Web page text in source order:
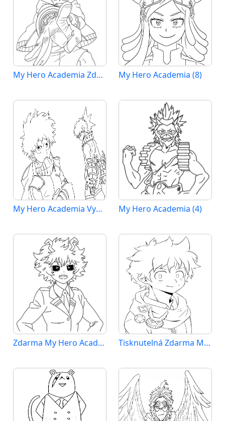
My Hero Academia Zdarma Vymalovatelné Obrázek My Hero Academia (8)
My Hero Academia Vymalovatelné pro Děti My Hero Academia (4)
Zdarma My Hero Academia k Tisku pro Děti Tisknutelná Zdarma My Hero Academia